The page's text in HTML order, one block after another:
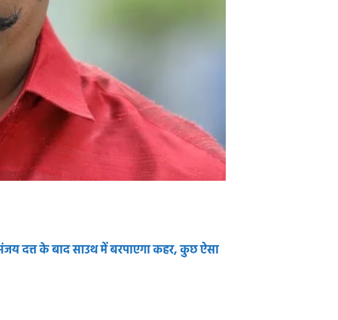
दत्त के बाद साउथ में बरपाएगा कहर, कुछ ऐसा